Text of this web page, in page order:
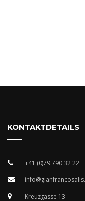
KONTAKTDETAILS
+41 (0)79 790 32 22
Kreuzgasse 13